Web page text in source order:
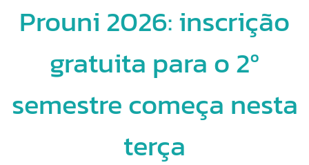
Prouni 2026: inscrição
gratuita para o 2º
semestre começa nesta
terça